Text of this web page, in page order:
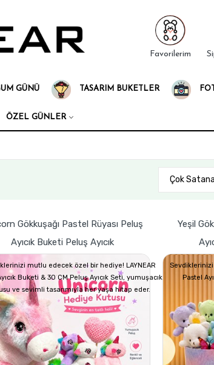
Favorilerim
GÜNÜ TASARIM BUKETLER
ÖZEL GÜNLER
Çok
Gökkuşağı Pastel Rüyası Peluş
Ayıcık Buketi Peluş Ayıcık
mutlu edecek özel bir hediye! LAYNEAR
Buketi & 30 CM Peluş Ayıcık Seti, yumuşacık
ve sevimli tasarımıyla her yaşa hitap eder.
Yeşil
Sevdiklerinizi
Pastel